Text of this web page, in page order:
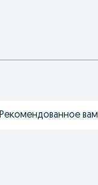
Рекомендованное вам